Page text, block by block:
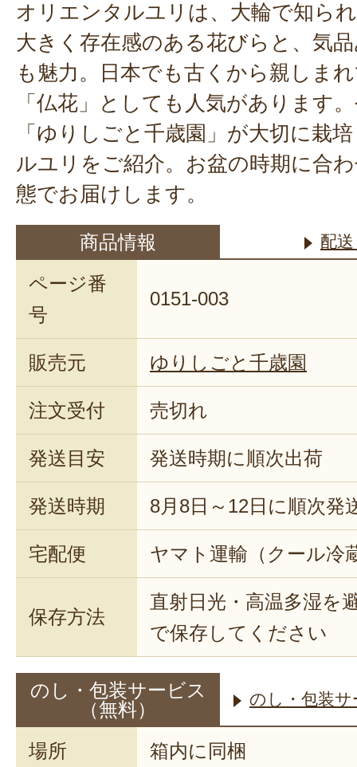
オリエンタルユリは、大輪で知ら
大きく存在感のある花びらと、気
も魅力。日本でも古くから親しま
「仏花」としても人気があります
「ゆりしごと千歳園」が大切に栽
ルユリをご紹介。お盆の時期に合
態でお届けします。
商品情報 配
ページ番
号
0151-003
販売元 ゆりしごと千歳園
注文受付 売切れ
発送目安 発送時期に順次出荷
発送時期 8月8日～12日に順次発
宅配便 ヤマト運輸（クール冷
保存方法
直射日光・高温多湿を
で保存してください
のし・包装サービス
（無料）
のし・包装
場所 箱内に同梱